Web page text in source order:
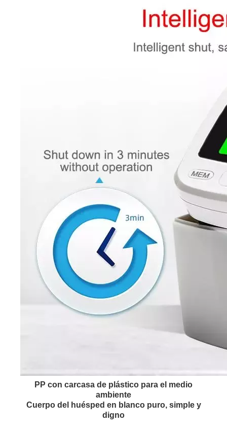
PP con carcasa de plástico para el medio
ambiente
Cuerpo del huésped en blanco puro, simple y
digno